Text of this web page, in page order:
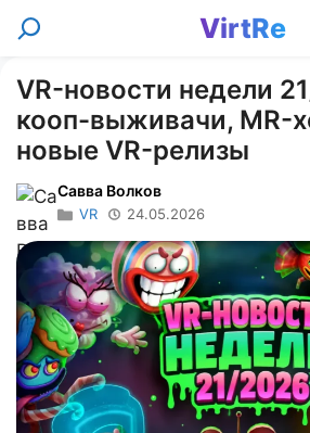
Перейти
VirtRe
Поиск
VR-новости недели
кооп-выживачи, MR-
новые VR-релизы
Савва Волков
VR 24.05.2026